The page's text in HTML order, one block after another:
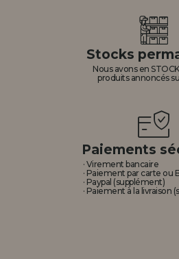
Stocks
Nous avons en
produits annoncés
Paiements
· Virement bancaire
· Paiement par carte ou
· Paypal (supplément)
· Paiement à la livraison